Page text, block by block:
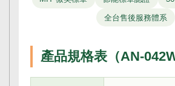
全台售後服務體系
產品規格表（AN-